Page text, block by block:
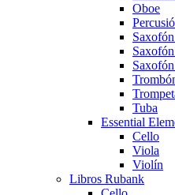
Oboe
Tuba
Essential
Cello
Viola
Violín
Libros Rubank